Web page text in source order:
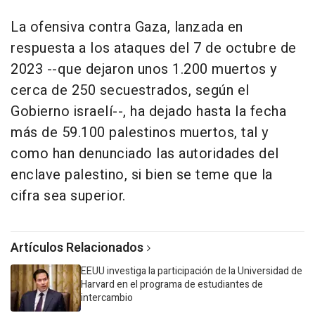
La ofensiva contra Gaza, lanzada en
respuesta a los ataques del 7 de octubre de
2023 --que dejaron unos 1.200 muertos y
cerca de 250 secuestrados, según el
Gobierno israelí--, ha dejado hasta la fecha
más de 59.100 palestinos muertos, tal y
como han denunciado las autoridades del
enclave palestino, si bien se teme que la
cifra sea superior.
Artículos Relacionados
EEUU investiga la participación de la Universidad de
Harvard en el programa de estudiantes de
intercambio